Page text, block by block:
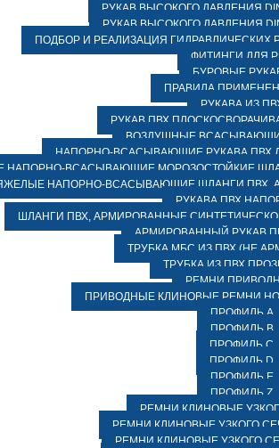
РУКАВ ВЫСОКОГО ДАВЛЕНИЯ DIN
РУКАВ ВЫСОКОГО ДАВЛЕНИЯ
ПОДБОР И РЕАЛИЗАЦИЯ ГИДРАВЛИЧЕСКИХ
ФИТИНГИ ДЛЯ
БУРОВЫЕ
ПРАВИЛА
РУКАВА ИЗ
РУКАВ ПВХ
ВОЗДУШНЫЕ
НАПОРНО-ВСАСЫВАЮЩИЕ РУКАВА ПВХ
НАПОРНО-ВСАСЫВАЮЩИЕ МОРОЗОСТОЙКИЕ
НАПОРНО-ВСАСЫВАЮЩИЕ ШЛАНГИ ПВХ,
РУКАВА ПВХ
ШЛАНГИ ПВХ, АРМИРОВАННЫЕ
АРМИРОВАННЫЙ РУКАВ
ТРУБКА МБС ИЗ ПВХ (НЕ
ТРУБКА ИЗ ПВХ
РЕМНИ
ПРИВОДНЫЕ КЛИНОВЫЕ РЕМНИ
ПРОФИЛЬ A
ПРОФИЛЬ B
ПРОФИЛЬ C
ПРОФИЛЬ D
ПРОФИЛЬ E
ПРОФИЛЬ Z
РЕМНИ КЛИНОВЫЕ
РЕМНИ КЛИНОВЫЕ УЗКОГО
РЕМНИ КЛИНОВЫЕ УЗКОГО